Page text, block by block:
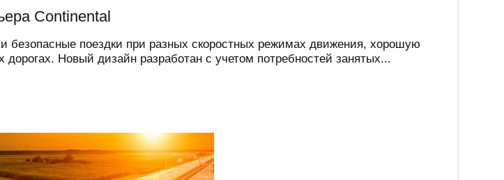
Continental
поездки при разных скоростных режимах движения, хорошую
Новый дизайн разработан с учетом потребностей занятых...